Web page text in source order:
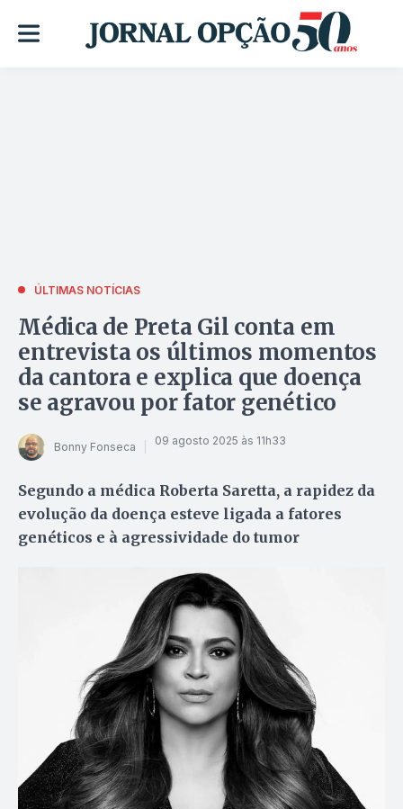
ÚLTIMAS NOTÍCIAS
Médica de Preta Gil conta em
entrevista os últimos momentos
da cantora e explica que doença
se agravou por fator genético
Bonny Fonseca 09 agosto 2025 às 11h33
Segundo a médica Roberta Saretta, a rapidez da
evolução da doença esteve ligada a fatores
genéticos e à agressividade do tumor